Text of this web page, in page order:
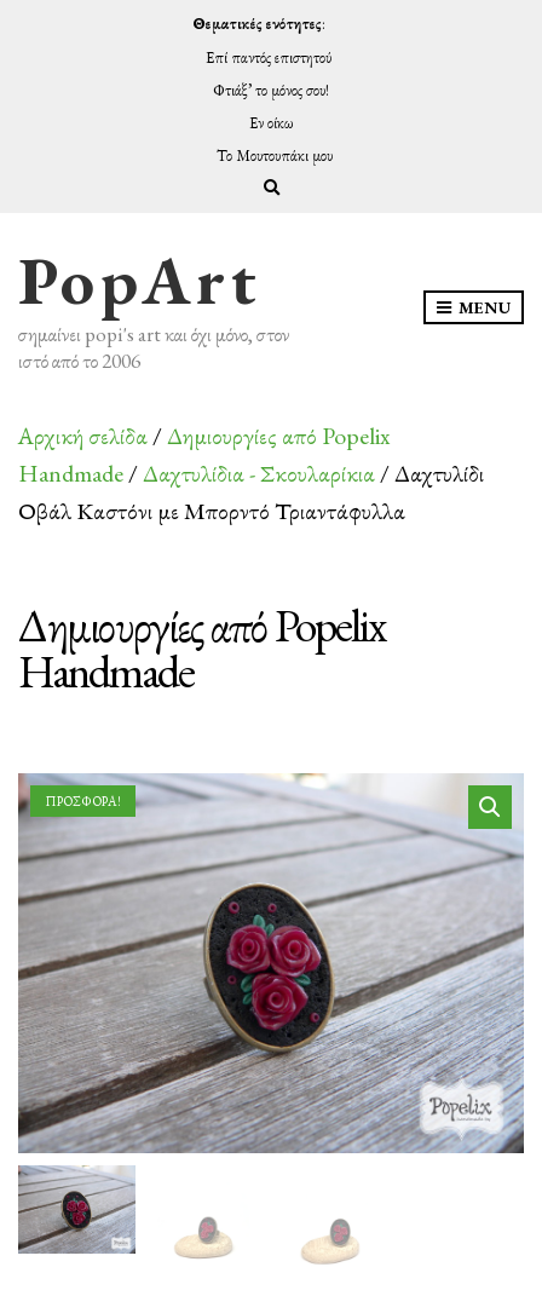
Θεματικές ενότητες:
Επί παντός επιστητού
Φτιάξ’ το μόνος σου!
Εν οίκω
Το Μουτουπάκι μου
Expand search form
PopArt
σημαίνει popi's art και όχι μόνο, στον
ιστό από το 2006
MENU
Αρχική σελίδα/Δημιουργίες από Popelix
Handmade/Δαχτυλίδια - Σκουλαρίκια/ Δαχτυλίδι
Οβάλ Καστόνι με Μπορντό Τριαντάφυλλα
Δημιουργίες από Popelix
Handmade
ΠΡΟΣΦΟΡΆ!